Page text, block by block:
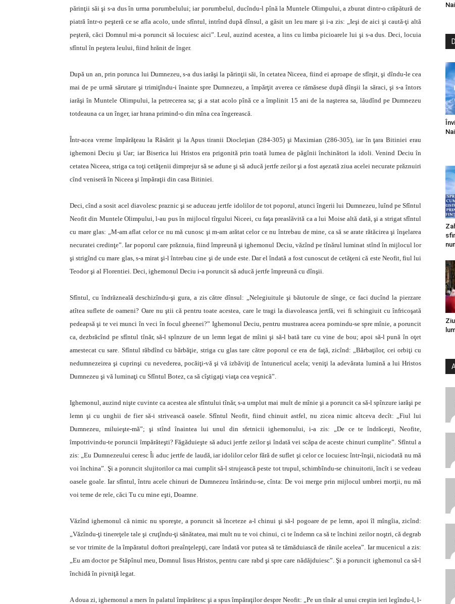
părinţii săi şi s-a dus în urma porumbelului; iar porumbelul, ducîndu-l pînă la Muntele Olimpului, a zburat dintr-o crăpătură de
piatră într-o peşteră ce se afla acolo, unde sfîntul, intrînd după dînsul, a găsit un leu mare şi i-a zis: „Ieşi de aici şi caută-ţi altă
peşteră, căci Domnul mi-a poruncit să locuiesc aici”. Leul, auzind acestea, a lins cu limba picioarele lui şi s-a dus. Deci, locuia
sfîntul în peştera leului, fiind hrănit de înger.
După un an, prin porunca lui Dumnezeu, s-a dus iarăşi la părinţii săi, în cetatea Niceea, fiind ei aproape de sfîrşit, şi dîndu-le cea
mai de pe urmă sărutare şi trimiţîndu-i înainte spre Dumnezeu, a împărţit averea ce rămăsese după dînşii la săraci, şi s-a întors
iarăşi în Muntele Olimpului, la petrecerea sa; şi a stat acolo pînă ce a împlinit 15 ani de la naşterea sa, lăudînd pe Dumnezeu
totdeauna ca un înger, iar hrana primind-o din mîna cea îngerească.
Într-acea vreme împărăţeau la Răsărit şi la Apus tiranii Diocleţian (284-305) şi Maximian (286-305), iar în ţara Bitiniei erau
ighemoni Deciu şi Uar; iar Biserica lui Hristos era prigonită prin toată lumea de păgînii închinători la idoli. Venind Deciu în
cetatea Niceea, striga ca toţi cetăţenii dimprejur să se adune şi să aducă jertfe zeilor şi a fost aşezată ziua acelei necurate prăznuiri
cînd veniseră în Niceea şi împăraţii din casa Bitiniei.
Deci, cînd a sosit acel diavolesc praznic şi se aduceau jertfe idolilor de tot poporul, atunci îngerii lui Dumnezeu, luînd pe Sfîntul
Neofit din Muntele Olimpului, l-au pus în mijlocul tîrgului Niceei, cu faţa preaslăvită ca a lui Moise altă dată, şi a strigat sfîntul
cu mare glas: „M-am aflat celor ce nu mă cunosc şi m-am arătat celor ce nu întrebau de mine, ca să se arate rătăcirea şi înşelarea
necuratei credinţe”. Iar poporul care prăznuia, fiind împreună şi ighemonul Deciu, văzînd pe tînărul luminat stînd în mijlocul lor
şi strigînd cu mare glas, s-a mirat şi-l întrebau cine şi de unde este. Dar el îndată a fost cunoscut de cetăţeni că este Neofit, fiul lui
Teodor şi al Florentiei. Deci, ighemonul Deciu i-a poruncit să aducă jertfe împreună cu dînşii.
Sfîntul, cu îndrăzneală deschizîndu-şi gura, a zis către dînsul: „Nelegiuitule şi băutorule de sînge, ce faci ducînd la pierzare
atîtea suflete de oameni? Oare nu ştii că pentru toate acestea, care le tragi la diavoleasca jertfă, vei fi schingiuit cu înfricoşată
pedeapsă şi te vei munci în veci în focul gheenei?” Ighemonul Deciu, pentru mustrarea aceea pornindu-se spre mînie, a poruncit
ca, dezbrăcînd pe sfîntul tînăr, să-l spînzure de un lemn legat de mîini şi să-l bată tare cu vine de bou; apoi să-l pună în oţet
amestecat cu sare. Sfîntul răbdînd cu bărbăţie, striga cu glas tare către poporul ce era de faţă, zicînd: „Bărbaţilor, cei orbiţi cu
nedumnezeirea şi cuprinşi cu nevederea, pocăiţi-vă şi vă izbăviţi de întunericul acela; veniţi la adevărata lumină a lui Hristos
Dumnezeu şi vă luminaţi cu Sfîntul Botez, ca să cîştigaţi viaţa cea veşnică”.
Ighemonul, auzind nişte cuvinte ca acestea ale sfîntului tînăr, s-a umplut mai mult de mînie şi a poruncit ca să-l spînzure iarăşi pe
lemn şi cu unghii de fier să-i strivească oasele. Sfîntul Neofit, fiind chinuit astfel, nu zicea nimic altceva decît: „Fiul lui
Dumnezeu, miluieşte-mă”; şi stînd înaintea lui unul din sfetnicii ighemonului, i-a zis: „De ce te îndrăceşti, Neofite,
împotrivindu-te poruncii împărăteşti? Făgăduieşte să aduci jertfe zeilor şi îndată vei scăpa de aceste chinuri cumplite”. Sfîntul a
zis: „Eu Dumnezeului ceresc Îi aduc jertfe de laudă, iar idolilor celor fără de suflet şi celor ce locuiesc într-înşii, niciodată nu mă
voi închina”. Şi a poruncit slujitorilor ca mai cumplit să-l strujească peste tot trupul, schimbîndu-se chinuitorii, încît i se vedeau
oasele goale. Iar sfîntul, întru acele chinuri de Dumnezeu întărindu-se, cînta: De voi merge prin mijlocul umbrei morţii, nu mă
voi teme de rele, căci Tu cu mine eşti, Doamne.
Văzînd ighemonul că nimic nu sporeşte, a poruncit să înceteze a-l chinui şi să-l pogoare de pe lemn, apoi îl mîngîia, zicînd:
„Văzîndu-ţi tinereţele tale şi cruţîndu-ţi sănătatea, mai mult nu te voi chinui, ci te îndemn ca să te închini zeilor noştri, că degrab
se vor trimite de la împăratul doftori preaînţelepţi, care îndată vor putea să te tămăduiască de rănile acelea”. Iar mucenicul a zis:
„Eu am doctor pe Stăpînul meu, Domnul Iisus Hristos, pentru care rabd şi spre care nădăjduiesc”. Şi a poruncit ighemonul ca să-l
închidă în pivniţă legat.
A doua zi, ighemonul a mers în palatul împărătesc şi a spus împăraţilor despre Neofit: „Pe un tînăr al unui creştin ieri legîndu-l, l-